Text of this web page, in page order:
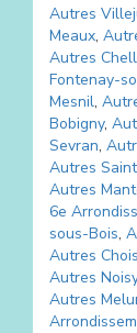
Autres
Meaux,
Autres
Fontenay-
Mesnil,
Bobigny,
Sevran,
Autres
Autres
6e
sous-Bois,
Autres
Autres
Autres